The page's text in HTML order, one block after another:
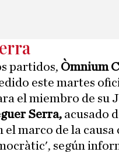
partidos, Òmnium
este martes
el miembro de su
Serra, acusado
marco de la causa
según